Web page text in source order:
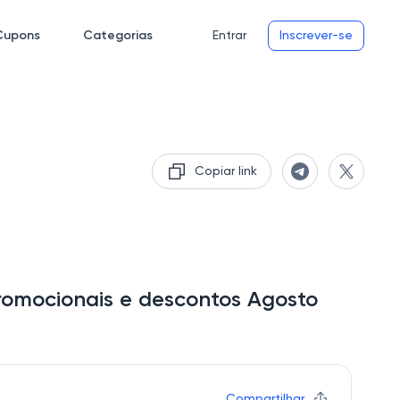
Categorias Entrar Inscrever-se
Copiar link
e descontos Agosto